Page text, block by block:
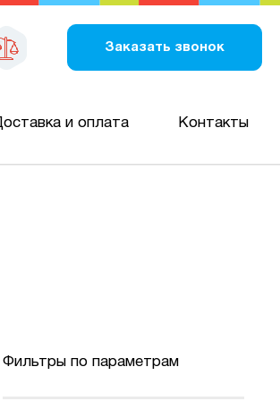
Заказать звонок
и оплата Контакты
Фильтры по параметрам